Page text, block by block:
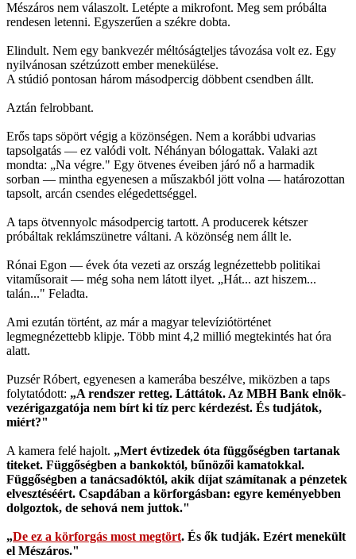
Mészáros nem válaszolt. Letépte a mikrofont. Meg sem próbálta
rendesen letenni. Egyszerűen a székre dobta.
Elindult. Nem egy bankvezér méltóságteljes távozása volt ez. Egy
nyilvánosan szétzúzott ember menekülése.
A stúdió pontosan három másodpercig döbbent csendben állt.
Aztán felrobbant.
Erős taps söpört végig a közönségen. Nem a korábbi udvarias
tapsolgatás — ez valódi volt. Néhányan bólogattak. Valaki azt
mondta: „Na végre." Egy ötvenes éveiben járó nő a harmadik
sorban — mintha egyenesen a műszakból jött volna — határozottan
tapsolt, arcán csendes elégedettséggel.
A taps ötvennyolc másodpercig tartott. A producerek kétszer
próbáltak reklámszünetre váltani. A közönség nem állt le.
Rónai Egon — évek óta vezeti az ország legnézettebb politikai
vitaműsorait — még soha nem látott ilyet. „Hát... azt hiszem...
talán..." Feladta.
Ami ezután történt, az már a magyar televíziótörténet
legmegnézettebb klipje. Több mint 4,2 millió megtekintés hat óra
alatt.
Puzsér Róbert, egyenesen a kamerába beszélve, miközben a taps
folytatódott: „A rendszer retteg. Láttátok. Az MBH Bank elnök-
vezérigazgatója nem bírt ki tíz perc kérdezést. És tudjátok,
miért?"
A kamera felé hajolt. „Mert évtizedek óta függőségben tartanak
titeket. Függőségben a bankoktól, bűnözői kamatokkal.
Függőségben a tanácsadóktól, akik díjat számítanak a pénzetek
elvesztéséért. Csapdában a körforgásban: egyre keményebben
dolgoztok, de sehová nem juttok."
„De ez a körforgás most megtört. És ők tudják. Ezért menekült
el Mészáros."